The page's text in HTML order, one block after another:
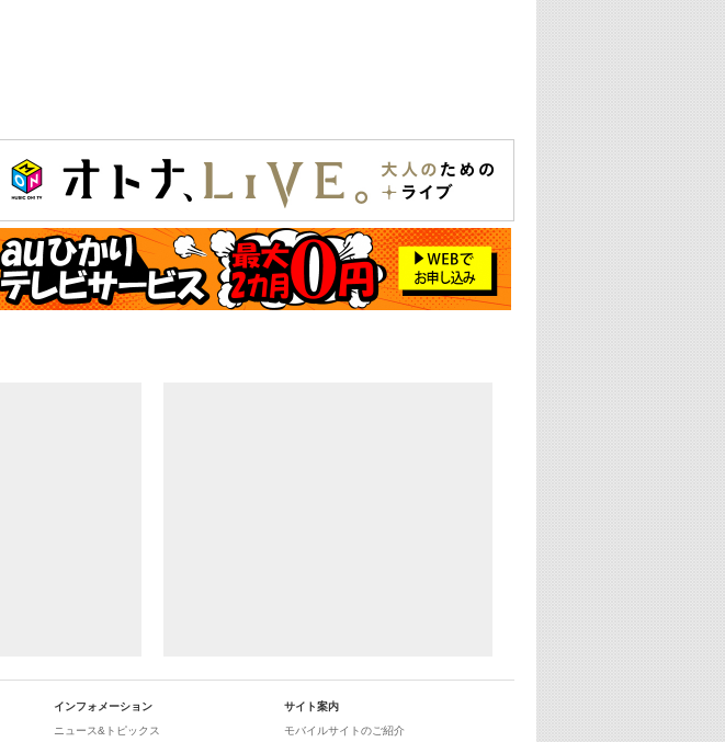
METROCK 2026 ライブスペシャル＜
NEW BEAT SQUARE day2＞
24:30
あのころヒッツ! 2024年
25:30
エムオン! ヒッツ
インフォメーション
ニュース&トピックス
サイト案内
モバイルサイトのご紹介